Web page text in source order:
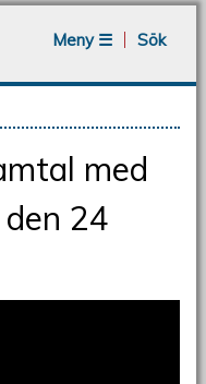
Meny ☰
Sök
med
24